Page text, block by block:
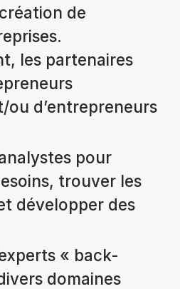
de
les partenaires
ou d’entrepreneurs
pour
trouver les
développer des
« back-
domaines